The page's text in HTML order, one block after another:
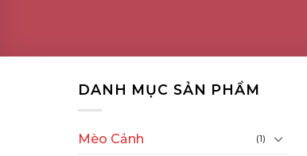
DANH MỤC SẢN PHẨM
Mèo Cảnh (1)